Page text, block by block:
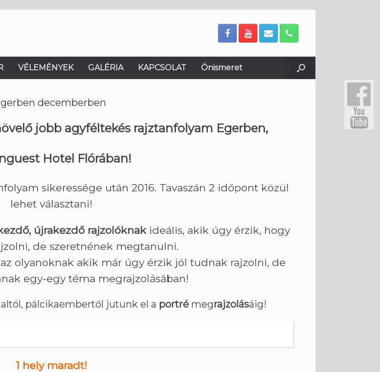
VÉLEMÉNYEK GALÉRIA KAPCSOLAT Önismeret
decemberben
jobb agyféltekés rajztanfolyam Egerben,
Hotel Flórában!
sikeressége után 2016. Tavaszán 2 időpont közül
lehet választani!
újrakezdő rajzolóknakideális, akik úgy érzik, hogy
de szeretnének megtanulni.
olyanoknak akik már úgy érzik jól tudnak rajzolni, de
egy-egy téma megrajzolásában!
pálcikaembertől jutunk el a portré megrajzolásáig!
1 hely maradt!